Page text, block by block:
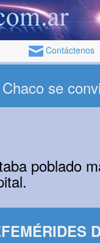
Contáctenos
se
poblado